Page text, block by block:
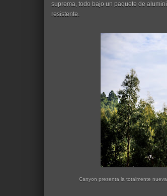
suprema, todo bajo un paquete de
resistente.
Canyon presenta la totalmente